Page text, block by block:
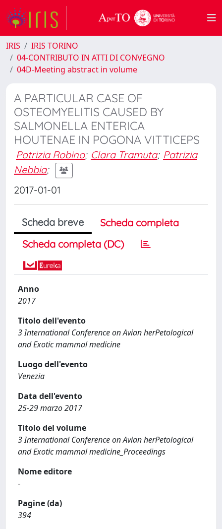
IRIS
IRIS TORINO
04-CONTRIBUTO IN ATTI DI CONVEGNO
04D-Meeting abstract in volume
A PARTICULAR CASE OF
OSTEOMYELITIS CAUSED BY
SALMONELLA ENTERICA
HOUTENAE IN POGONA VITTICEPS
Patrizia Robino; Clara Tramuta; Patrizia
Nebbia;
2017-01-01
Scheda breve
Scheda completa
Scheda completa (DC)
Anno
2017
Titolo dell'evento
3 International Conference on Avian herPetological
and Exotic mammal medicine
Luogo dell'evento
Venezia
Data dell'evento
25-29 marzo 2017
Titolo del volume
3 International Conference on Avian herPetological
and Exotic mammal medicine_Proceedings
Nome editore
-
Pagine (da)
394